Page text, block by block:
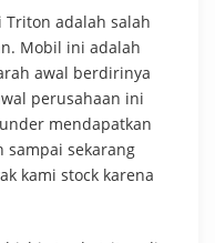
adalah salah
Mobil ini adalah
awal berdirinya
perusahaan ini
mendapatkan
sekarang
kami stock karena